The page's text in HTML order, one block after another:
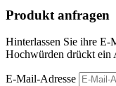
Produkt anfragen
Hinterlassen Sie ihre
Hochwürden drückt ein
E-Mail-Adresse